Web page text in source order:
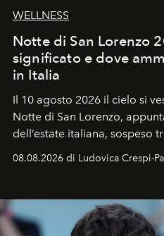
WELLNESS
Notte di San Lorenzo
significato e dove
in Italia
Il 10 agosto 2026 il cielo si
Notte di San Lorenzo,
dell’estate italiana, sospeso
Sarà il momento in cui gli
celeste per seguire il
all’universo i desideri più
08.08.2026 di Ludovica Crespi-